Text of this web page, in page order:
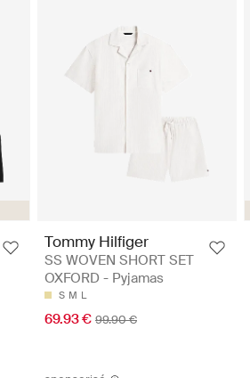
Tommy Hilfiger
SS WOVEN SHORT SET
OXFORD - Pyjamas
S M L
69.93 € 99.90 €